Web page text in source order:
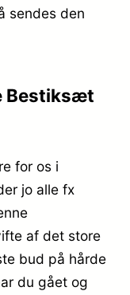
sendes den
Bestiksæt
for os i
jo alle fx
af det store
bud på hårde
du gået og